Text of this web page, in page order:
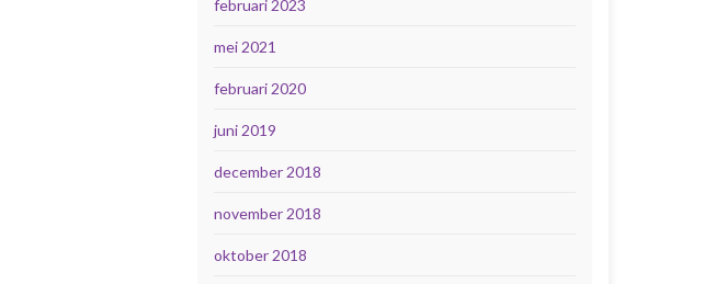
februari 2023
mei 2021
februari 2020
juni 2019
december 2018
november 2018
oktober 2018